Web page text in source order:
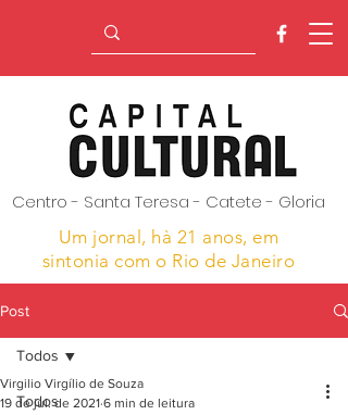
Centro - Santa Teresa - Catete - Gloria
Um jornal, hà 21 anos, em
sintonia com o Rio de Janeiro
Post
Todos
Todos
Virgilio Virgílio de Souza
19 de jul. de 2021 6 min de leitura